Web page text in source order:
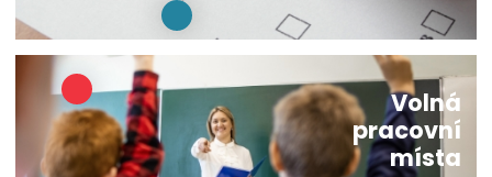
Volná
pracovní
místa